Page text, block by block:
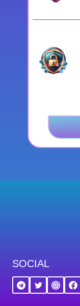
SOCIAL